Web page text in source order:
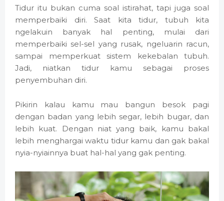
Tidur itu bukan cuma soal istirahat, tapi juga soal
memperbaiki diri. Saat kita tidur, tubuh kita
ngelakuin banyak hal penting, mulai dari
memperbaiki sel-sel yang rusak, ngeluarin racun,
sampai memperkuat sistem kekebalan tubuh.
Jadi, niatkan tidur kamu sebagai proses
penyembuhan diri.
Pikirin kalau kamu mau bangun besok pagi
dengan badan yang lebih segar, lebih bugar, dan
lebih kuat. Dengan niat yang baik, kamu bakal
lebih menghargai waktu tidur kamu dan gak bakal
nyia-nyiainnya buat hal-hal yang gak penting.